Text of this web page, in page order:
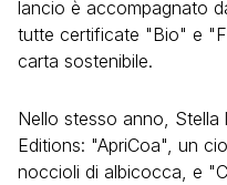
lancio è accompagnato
tutte certificate "Bio" e
carta sostenibile.
Nello stesso anno, Stella
Editions: "ApriCoa", un
noccioli di albicocca, e